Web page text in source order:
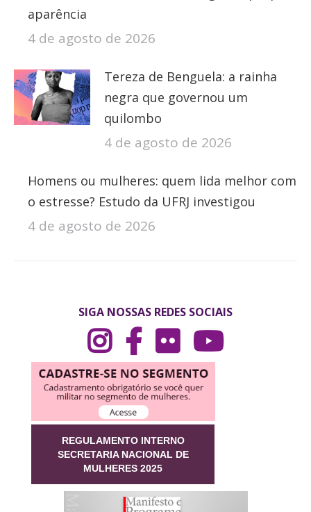
aparência
4 de agosto de 2026
Tereza de Benguela: a rainha
negra que governou um
quilombo
4 de agosto de 2026
Homens ou mulheres: quem lida melhor com
o estresse? Estudo da UFRJ investigou
4 de agosto de 2026
SIGA NOSSAS REDES SOCIAIS
REGULAMENTO INTERNO
SECRETARIA NACIONAL DE
MULHERES 2025